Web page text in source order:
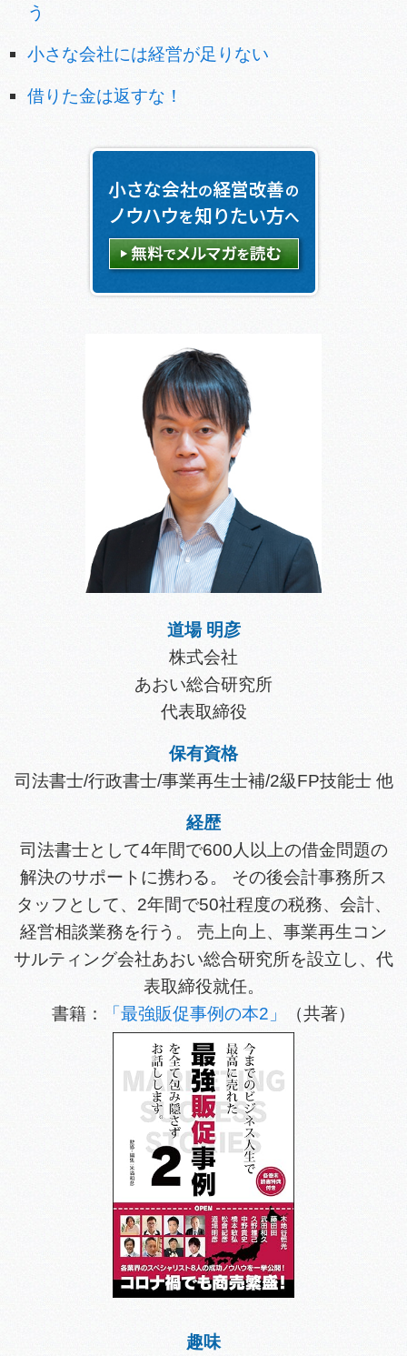
う
小さな会社には経営が足りない
借りた金は返すな！
道場 明彦
株式会社
あおい総合研究所
代表取締役
保有資格
司法書士/行政書士/事業再生士補/2級FP技能士 他
経歴
司法書士として4年間で600人以上の借金問題の
解決のサポートに携わる。 その後会計事務所ス
タッフとして、2年間で50社程度の税務、会計、
経営相談業務を行う。 売上向上、事業再生コン
サルティング会社あおい総合研究所を設立し、代
表取締役就任。
書籍：
「最強販促事例の本2」 （共著）
趣味